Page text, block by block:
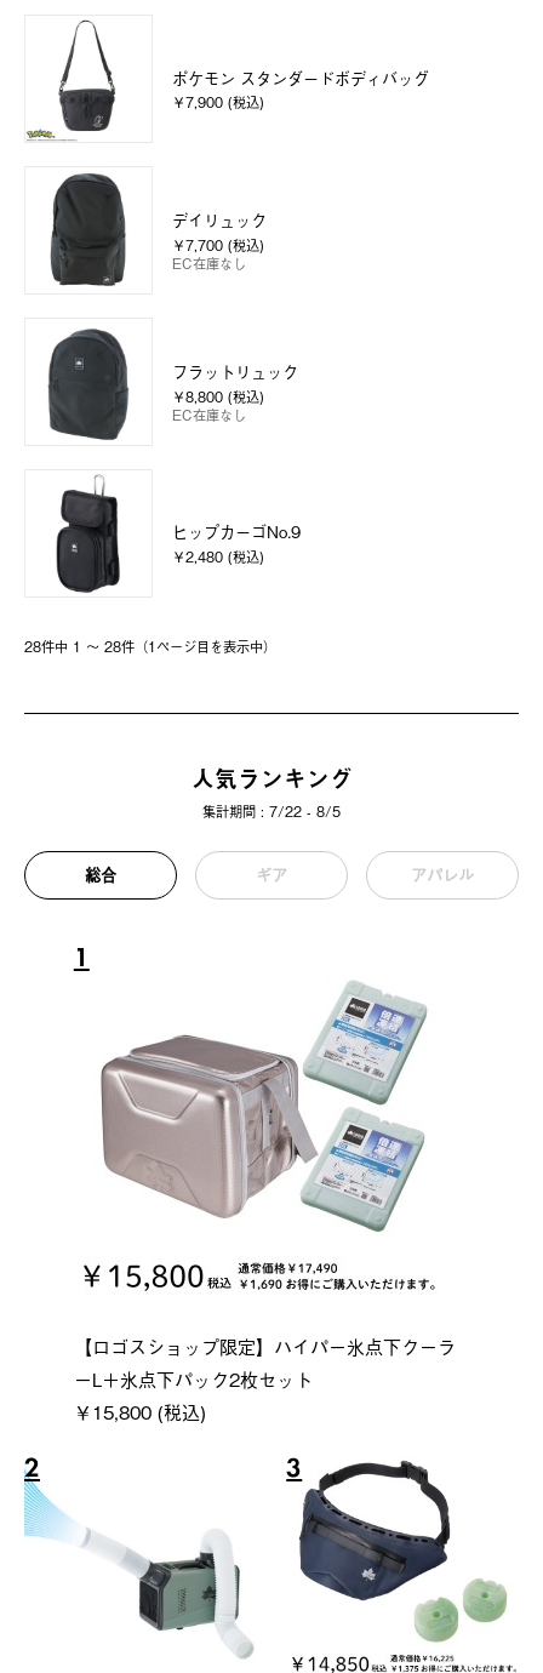
ポケモン スタンダードボディバッグ
￥7,900 (税込)
デイリュック
￥7,700 (税込)
EC在庫なし
フラットリュック
￥8,800 (税込)
EC在庫なし
ヒップカーゴNo.9
￥2,480 (税込)
28件中 1 〜 28件（1ページ⽬を表⽰中）
人気ランキング
集計期間 : 7/22 - 8/5
総合 ギア アパレル
1
【ロゴスショップ限定】ハイパー氷点下クーラ
ーL＋氷点下パック2枚セット
￥15,800 (税込)
2 3